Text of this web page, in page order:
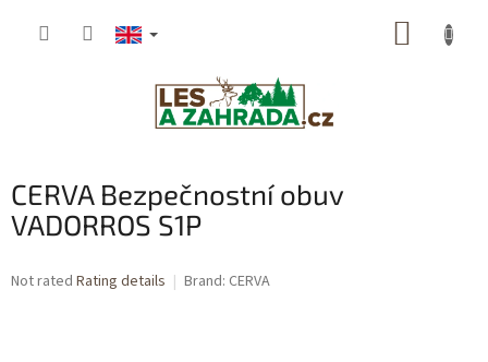
CERVA Bezpečnostní obuv
VADORROS S1P
The
Not rated Rating details Brand: CERVA